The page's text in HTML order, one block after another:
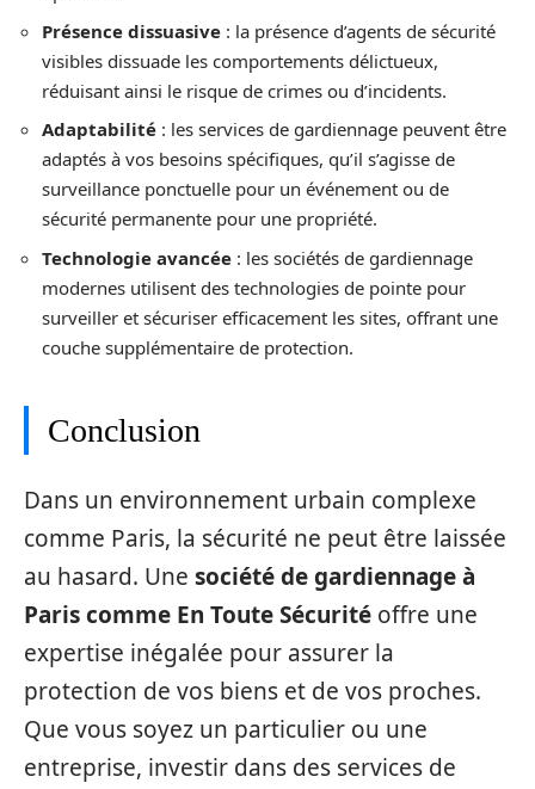
Présence dissuasive : la présence d’agents de sécurité
visibles dissuade les comportements délictueux,
réduisant ainsi le risque de crimes ou d’incidents.
Adaptabilité : les services de gardiennage peuvent être
adaptés à vos besoins spécifiques, qu’il s’agisse de
surveillance ponctuelle pour un événement ou de
sécurité permanente pour une propriété.
Technologie avancée : les sociétés de gardiennage
modernes utilisent des technologies de pointe pour
surveiller et sécuriser efficacement les sites, offrant une
couche supplémentaire de protection.
Conclusion
Dans un environnement urbain complexe
comme Paris, la sécurité ne peut être laissée
au hasard. Une société de gardiennage à
Paris comme En Toute Sécurité offre une
expertise inégalée pour assurer la
protection de vos biens et de vos proches.
Que vous soyez un particulier ou une
entreprise, investir dans des services de